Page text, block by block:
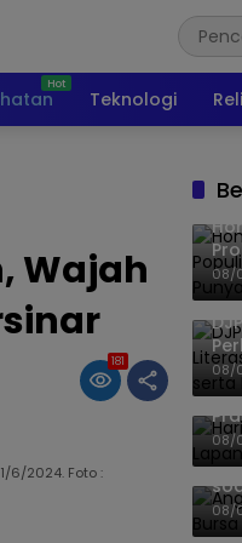
Teknologi
Wajah
181
6/2024. Foto :
08/
08/
08/
08/